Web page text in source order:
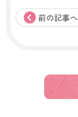
前の記事へ